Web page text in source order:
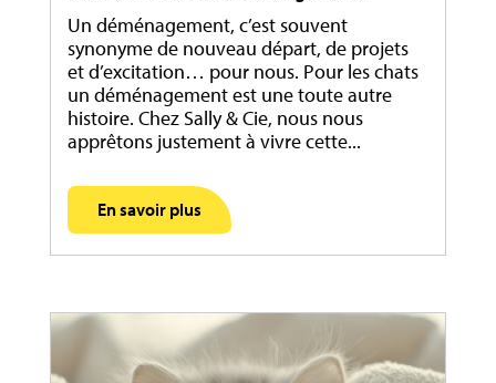
Un déménagement, c’est souvent
synonyme de nouveau départ, de projets
et d’excitation… pour nous. Pour les chats
un déménagement est une toute autre
histoire. Chez Sally & Cie, nous nous
apprêtons justement à vivre cette...
En savoir plus